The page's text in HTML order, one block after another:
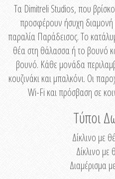
Τα Dimitreli Studios, που
προσφέρουν ήσυχη διαμονή
παραλία Παράδεισος. Το
θέα στη θάλασσα ή το βουνό
βουνό. Κάθε μονάδα
κουζινάκι και μπαλκόνι. Οι
Wi-Fi και πρόσβαση σε
Τύποι
Δίκλινο με
Δίκλινο
Διαμέρισμα